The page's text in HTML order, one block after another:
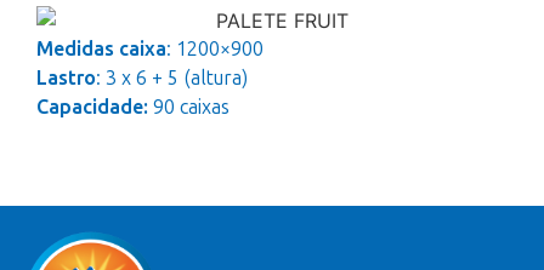
Medidas caixa: 1200×900
Lastro: 3 x 6 + 5 (altura)
Capacidade: 90 caixas